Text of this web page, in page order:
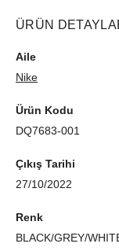
ÜRÜN
Aile
Nike
Ürün Kodu
DQ7683-001
Çıkış Tarihi
27/10/2022
Renk
BLACK/GREY/